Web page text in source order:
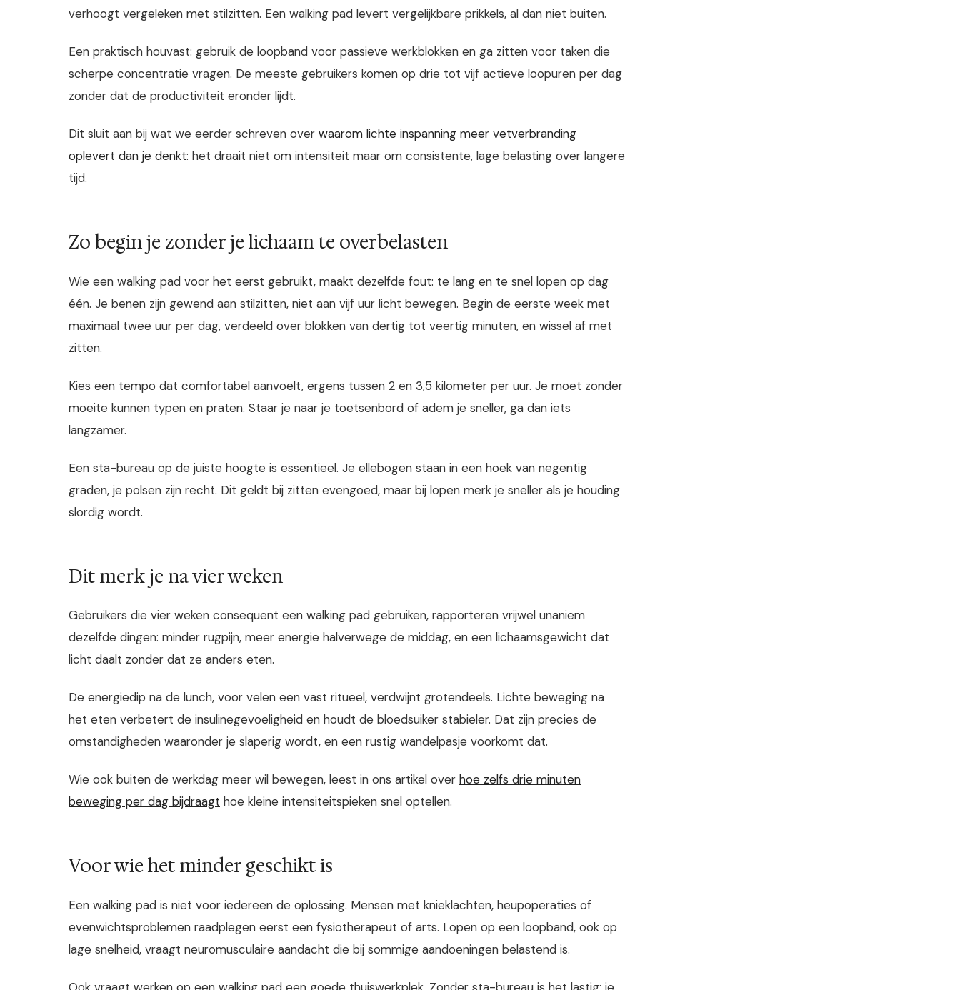
verhoogt vergeleken met stilzitten. Een walking pad levert vergelijkbare prikkels, al dan niet buiten.
Een praktisch houvast: gebruik de loopband voor passieve werkblokken en ga zitten voor taken die
scherpe concentratie vragen. De meeste gebruikers komen op drie tot vijf actieve loopuren per dag
zonder dat de productiviteit eronder lijdt.
Dit sluit aan bij wat we eerder schreven over waarom lichte inspanning meer vetverbranding
oplevert dan je denkt: het draait niet om intensiteit maar om consistente, lage belasting over langere
tijd.
Zo begin je zonder je lichaam te overbelasten
Wie een walking pad voor het eerst gebruikt, maakt dezelfde fout: te lang en te snel lopen op dag
één. Je benen zijn gewend aan stilzitten, niet aan vijf uur licht bewegen. Begin de eerste week met
maximaal twee uur per dag, verdeeld over blokken van dertig tot veertig minuten, en wissel af met
zitten.
Kies een tempo dat comfortabel aanvoelt, ergens tussen 2 en 3,5 kilometer per uur. Je moet zonder
moeite kunnen typen en praten. Staar je naar je toetsenbord of adem je sneller, ga dan iets
langzamer.
Een sta-bureau op de juiste hoogte is essentieel. Je ellebogen staan in een hoek van negentig
graden, je polsen zijn recht. Dit geldt bij zitten evengoed, maar bij lopen merk je sneller als je houding
slordig wordt.
Dit merk je na vier weken
Gebruikers die vier weken consequent een walking pad gebruiken, rapporteren vrijwel unaniem
dezelfde dingen: minder rugpijn, meer energie halverwege de middag, en een lichaamsgewicht dat
licht daalt zonder dat ze anders eten.
De energiedip na de lunch, voor velen een vast ritueel, verdwijnt grotendeels. Lichte beweging na
het eten verbetert de insulinegevoeligheid en houdt de bloedsuiker stabieler. Dat zijn precies de
omstandigheden waaronder je slaperig wordt, en een rustig wandelpasje voorkomt dat.
Wie ook buiten de werkdag meer wil bewegen, leest in ons artikel over hoe zelfs drie minuten
beweging per dag bijdraagt hoe kleine intensiteitspieken snel optellen.
Voor wie het minder geschikt is
Een walking pad is niet voor iedereen de oplossing. Mensen met knieklachten, heupoperaties of
evenwichtsproblemen raadplegen eerst een fysiotherapeut of arts. Lopen op een loopband, ook op
lage snelheid, vraagt neuromusculaire aandacht die bij sommige aandoeningen belastend is.